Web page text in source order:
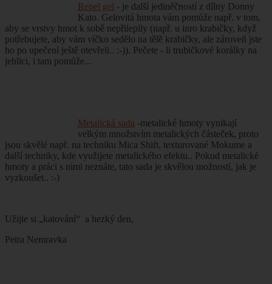
Repel gel - je další jediněčností z dílny Donny
Kato. Gelovitá hmota vám pomůže např. v tom,
aby se vrstvy hmot k sobě nepřilepily (např. u inro krabičky, když
potřebujete, aby vám víčko sedělo na tělě krabičky, ale zároveň jste
ho po upečení ještě otevřeli.. :-)). Pečete - li trubičkové korálky na
jehlici, i tam pomůže...
Metalická sada -metalické hmoty vynikají
velkým množstvím metalických částeček, proto
jsou skvělé např. na techniku Mica Shift, texturované Mokume a
další techniky, kde využijete metalického efektu.. Pokud metalické
hmoty a práci s nimi neznáte, tato sada je skvělou možností, jak je
vyzkoušet.. :-)
Užijte si „katování“ a hezký den,
Petra Nemravka